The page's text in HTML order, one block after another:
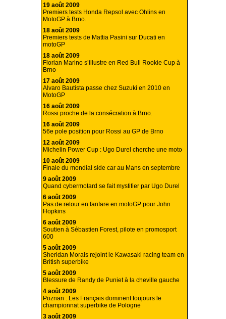
19 août 2009
Premiers tests Honda Repsol avec Ohlins en
MotoGP à Brno.
18 août 2009
Premiers tests de Mattia Pasini sur Ducati en
motoGP
18 août 2009
Florian Marino s’illustre en Red Bull Rookie Cup à
Brno
17 août 2009
Alvaro Bautista passe chez Suzuki en 2010 en
MotoGP
16 août 2009
Rossi proche de la consécration à Brno.
16 août 2009
56e pole position pour Rossi au GP de Brno
12 août 2009
Michelin Power Cup : Ugo Durel cherche une moto
10 août 2009
Finale du mondial side car au Mans en septembre
9 août 2009
Quand cybermotard se fait mystifier par Ugo Durel
6 août 2009
Pas de retour en fanfare en motoGP pour John
Hopkins
6 août 2009
Soutien à Sébastien Forest, pilote en promosport
600
5 août 2009
Sheridan Morais rejoint le Kawasaki racing team en
British superbike
5 août 2009
Blessure de Randy de Puniet à la cheville gauche
4 août 2009
Poznan : Les Français dominent toujours le
championnat superbike de Pologne
3 août 2009